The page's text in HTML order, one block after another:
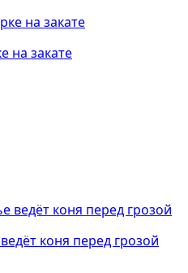
на закате
коня перед грозой